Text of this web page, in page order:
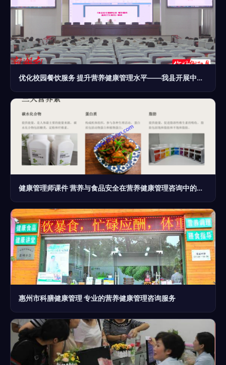
优化校园餐饮服务 提升营养健康管理水平——我县开展中小学校食堂厨师培训
健康管理师课件 营养与食品安全在营养健康管理咨询中的应用
惠州市科膳健康管理 专业的营养健康管理咨询服务